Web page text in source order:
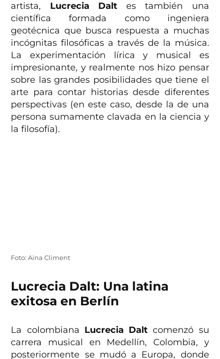
artista, Lucrecia Daltes también una
científica formada como ingeniera
geotécnica que busca respuesta a muchas
incógnitas filosóficas a través de la música.
La experimentación lírica y musical es
impresionante, y realmente nos hizo pensar
sobre las grandes posibilidades que tiene el
arte para contar historias desde diferentes
perspectivas (en este caso, desde la de una
persona sumamente clavada en la ciencia y
la filosofía).
Foto: Aina Climent
Lucrecia Dalt: Una latina
exitosa en Berlín
La colombiana Lucrecia Dalt comenzó su
carrera musical en Medellín, Colombia, y
posteriormente se mudó a Europa, donde